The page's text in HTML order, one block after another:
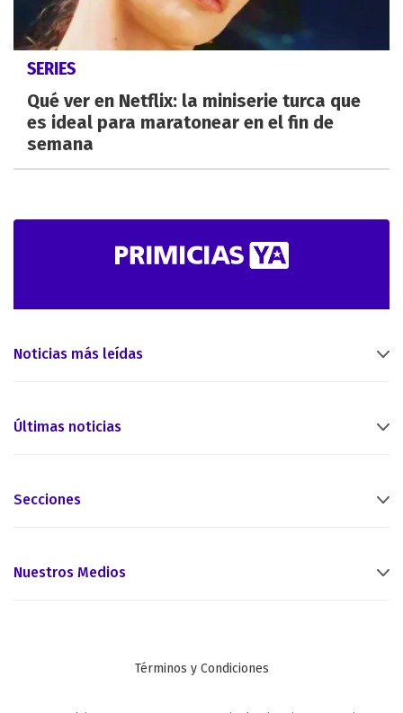
SERIES
Qué ver en Netflix: la miniserie turca que
es ideal para maratonear en el fin de
semana
Noticias más leídas
Últimas noticias
Secciones
Nuestros Medios
Términos y Condiciones